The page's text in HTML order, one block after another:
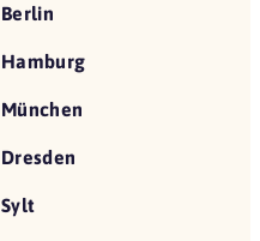
Berlin
Hamburg
München
Dresden
Sylt